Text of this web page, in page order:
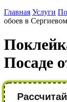
Главная Услуги
обоев в
Посаде